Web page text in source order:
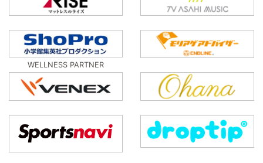
WELLNESS PARTNER